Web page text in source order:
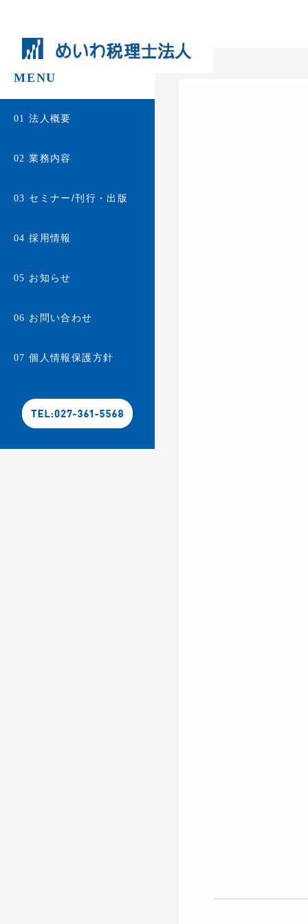
MENU
01 法人概要
02 業務内容
03 セミナー/刊行・出版
04 採用情報
05 お知らせ
06 お問い合わせ
07 個人情報保護方針